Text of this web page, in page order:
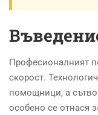
Професионалният
скорост.
помощници, а
особено се отнася